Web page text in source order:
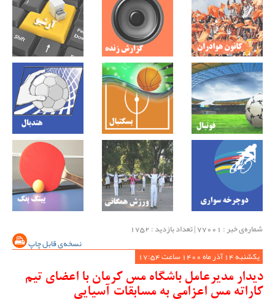
شماره‌ی خبر : ‌77001 | تعداد بازدید : 1752
نسخه‌ی قابل چاپ
یکشنبه 14 آذر ماه 1400 ساعت 17:54
دیدار مدیرعامل باشگاه مس کرمان با اعضای تیم
کاراته مس اعزامی به مسابقات آسیایی